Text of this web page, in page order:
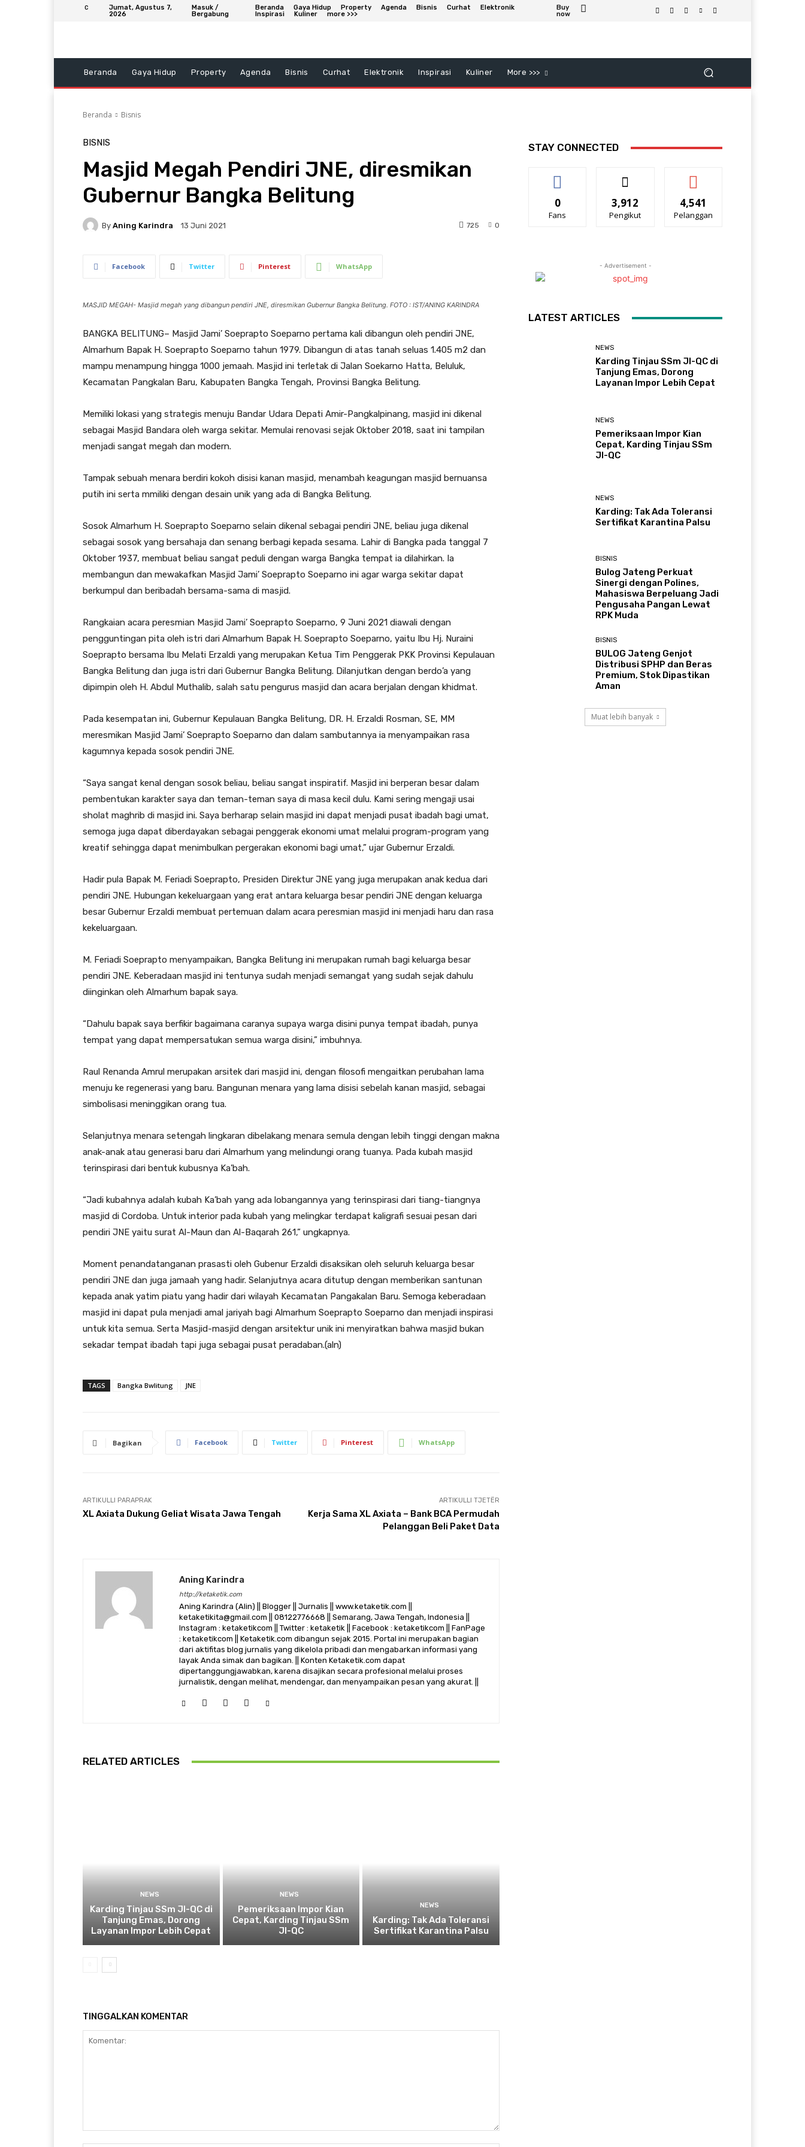
C
Jumat, Agustus 7,
2026
Masuk /
Bergabung
Beranda Gaya Hidup Property Agenda Bisnis Curhat
Elektronik
Inspirasi
Kuliner more >>>
Buy
now
Beranda Gaya Hidup Property Agenda Bisnis Curhat Elektronik Inspirasi Kuliner More >>>
Beranda Bisnis
BISNIS
Masjid Megah Pendiri JNE, diresmikan
Gubernur Bangka Belitung
By Aning Karindra 13 Juni 2021 0
725
Facebook Twitter Pinterest WhatsApp
MASJID MEGAH- Masjid megah yang dibangun pendiri JNE, diresmikan Gubernur Bangka Belitung. FOTO : IST/ANING KARINDRA
BANGKA BELITUNG– Masjid Jami’ Soeprapto Soeparno pertama kali dibangun oleh pendiri JNE,
Almarhum Bapak H. Soeprapto Soeparno tahun 1979. Dibangun di atas tanah seluas 1.405 m2 dan
mampu menampung hingga 1000 jemaah. Masjid ini terletak di Jalan Soekarno Hatta, Beluluk,
Kecamatan Pangkalan Baru, Kabupaten Bangka Tengah, Provinsi Bangka Belitung.
Memiliki lokasi yang strategis menuju Bandar Udara Depati Amir-Pangkalpinang, masjid ini dikenal
sebagai Masjid Bandara oleh warga sekitar. Memulai renovasi sejak Oktober 2018, saat ini tampilan
menjadi sangat megah dan modern.
Tampak sebuah menara berdiri kokoh disisi kanan masjid, menambah keagungan masjid bernuansa
putih ini serta mmiliki dengan desain unik yang ada di Bangka Belitung.
Sosok Almarhum H. Soeprapto Soeparno selain dikenal sebagai pendiri JNE, beliau juga dikenal
sebagai sosok yang bersahaja dan senang berbagi kepada sesama. Lahir di Bangka pada tanggal 7
Oktober 1937, membuat beliau sangat peduli dengan warga Bangka tempat ia dilahirkan. Ia
membangun dan mewakafkan Masjid Jami’ Soeprapto Soeparno ini agar warga sekitar dapat
berkumpul dan beribadah bersama-sama di masjid.
Rangkaian acara peresmian Masjid Jami’ Soeprapto Soeparno, 9 Juni 2021 diawali dengan
pengguntingan pita oleh istri dari Almarhum Bapak H. Soeprapto Soeparno, yaitu Ibu Hj. Nuraini
Soeprapto bersama Ibu Melati Erzaldi yang merupakan Ketua Tim Penggerak PKK Provinsi Kepulauan
Bangka Belitung dan juga istri dari Gubernur Bangka Belitung. Dilanjutkan dengan berdo’a yang
dipimpin oleh H. Abdul Muthalib, salah satu pengurus masjid dan acara berjalan dengan khidmat.
Pada kesempatan ini, Gubernur Kepulauan Bangka Belitung, DR. H. Erzaldi Rosman, SE, MM
meresmikan Masjid Jami’ Soeprapto Soeparno dan dalam sambutannya ia menyampaikan rasa
kagumnya kepada sosok pendiri JNE.
“Saya sangat kenal dengan sosok beliau, beliau sangat inspiratif. Masjid ini berperan besar dalam
pembentukan karakter saya dan teman-teman saya di masa kecil dulu. Kami sering mengaji usai
sholat maghrib di masjid ini. Saya berharap selain masjid ini dapat menjadi pusat ibadah bagi umat,
semoga juga dapat diberdayakan sebagai penggerak ekonomi umat melalui program-program yang
kreatif sehingga dapat menimbulkan pergerakan ekonomi bagi umat,” ujar Gubernur Erzaldi.
Hadir pula Bapak M. Feriadi Soeprapto, Presiden Direktur JNE yang juga merupakan anak kedua dari
pendiri JNE. Hubungan kekeluargaan yang erat antara keluarga besar pendiri JNE dengan keluarga
besar Gubernur Erzaldi membuat pertemuan dalam acara peresmian masjid ini menjadi haru dan rasa
kekeluargaan.
M. Feriadi Soeprapto menyampaikan, Bangka Belitung ini merupakan rumah bagi keluarga besar
pendiri JNE. Keberadaan masjid ini tentunya sudah menjadi semangat yang sudah sejak dahulu
diinginkan oleh Almarhum bapak saya.
“Dahulu bapak saya berfikir bagaimana caranya supaya warga disini punya tempat ibadah, punya
tempat yang dapat mempersatukan semua warga disini,” imbuhnya.
Raul Renanda Amrul merupakan arsitek dari masjid ini, dengan filosofi mengaitkan perubahan lama
menuju ke regenerasi yang baru. Bangunan menara yang lama disisi sebelah kanan masjid, sebagai
simbolisasi meninggikan orang tua.
Selanjutnya menara setengah lingkaran dibelakang menara semula dengan lebih tinggi dengan makna
anak-anak atau generasi baru dari Almarhum yang melindungi orang tuanya. Pada kubah masjid
terinspirasi dari bentuk kubusnya Ka’bah.
“Jadi kubahnya adalah kubah Ka’bah yang ada lobangannya yang terinspirasi dari tiang-tiangnya
masjid di Cordoba. Untuk interior pada kubah yang melingkar terdapat kaligrafi sesuai pesan dari
pendiri JNE yaitu surat Al-Maun dan Al-Baqarah 261,” ungkapnya.
Moment penandatanganan prasasti oleh Gubenur Erzaldi disaksikan oleh seluruh keluarga besar
pendiri JNE dan juga jamaah yang hadir. Selanjutnya acara ditutup dengan memberikan santunan
kepada anak yatim piatu yang hadir dari wilayah Kecamatan Pangakalan Baru. Semoga keberadaan
masjid ini dapat pula menjadi amal jariyah bagi Almarhum Soeprapto Soeparno dan menjadi inspirasi
untuk kita semua. Serta Masjid-masjid dengan arsitektur unik ini menyiratkan bahwa masjid bukan
sekadar tempat ibadah tapi juga sebagai pusat peradaban.(aln)
TAGS Bangka Bwlitung JNE
Bagikan Facebook Twitter Pinterest WhatsApp
ARTIKULLI PARAPRAK
XL Axiata Dukung Geliat Wisata Jawa Tengah
ARTIKULLI TJETËR
Kerja Sama XL Axiata – Bank BCA Permudah
Pelanggan Beli Paket Data
Aning Karindra
http://ketaketik.com
Aning Karindra (Alin) || Blogger || Jurnalis || www.ketaketik.com ||
ketaketikita@gmail.com || 08122776668 || Semarang, Jawa Tengah, Indonesia ||
Instagram : ketaketikcom || Twitter : ketaketik || Facebook : ketaketikcom || FanPage
: ketaketikcom || Ketaketik.com dibangun sejak 2015. Portal ini merupakan bagian
dari aktifitas blog jurnalis yang dikelola pribadi dan mengabarkan informasi yang
layak Anda simak dan bagikan. || Konten Ketaketik.com dapat
dipertanggungjawabkan, karena disajikan secara profesional melalui proses
jurnalistik, dengan melihat, mendengar, dan menyampaikan pesan yang akurat. ||
RELATED ARTICLES
NEWS
Karding Tinjau SSm JI-QC di
Tanjung Emas, Dorong
Layanan Impor Lebih Cepat
NEWS
Pemeriksaan Impor Kian
Cepat, Karding Tinjau SSm
JI-QC
NEWS
Karding: Tak Ada Toleransi
Sertifikat Karantina Palsu
TINGGALKAN KOMENTAR
STAY CONNECTED
0
Fans
3,912
Pengikut
4,541
Pelanggan
- Advertisement -
LATEST ARTICLES
NEWS
Karding Tinjau SSm JI-QC di
Tanjung Emas, Dorong
Layanan Impor Lebih Cepat
NEWS
Pemeriksaan Impor Kian
Cepat, Karding Tinjau SSm
JI-QC
NEWS
Karding: Tak Ada Toleransi
Sertifikat Karantina Palsu
BISNIS
Bulog Jateng Perkuat
Sinergi dengan Polines,
Mahasiswa Berpeluang Jadi
Pengusaha Pangan Lewat
RPK Muda
BISNIS
BULOG Jateng Genjot
Distribusi SPHP dan Beras
Premium, Stok Dipastikan
Aman
Muat lebih banyak